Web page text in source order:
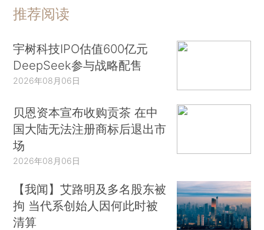
推荐阅读
宇树科技IPO估值600亿元
DeepSeek参与战略配售
2026年08月06日
贝恩资本宣布收购贡茶 在中
国大陆无法注册商标后退出市
场
2026年08月06日
【我闻】艾路明及多名股东被
拘 当代系创始人因何此时被
清算